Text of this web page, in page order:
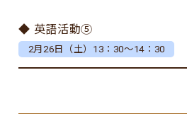
◆ 英語活動⑤
2月26日（土）13：30～14：30